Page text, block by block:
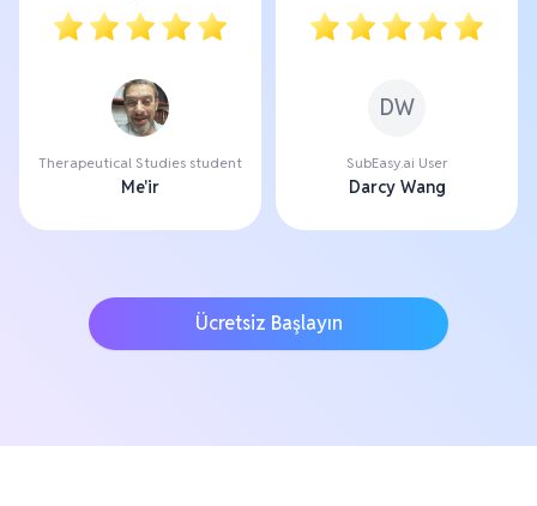
Therapeutical Studies student
Me'ir
DW
SubEasy.ai User
Darcy Wang
Ücretsiz Başlayın